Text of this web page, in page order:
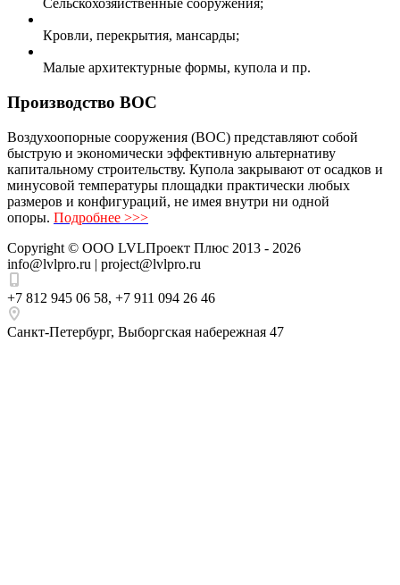
Сельскохозяйственные сооружения;
Кровли, перекрытия, мансарды;
Малые архитектурные формы, купола и пр.
Производство ВОС
Воздухоопорные сооружения (ВОС) представляют собой
быструю и экономически эффективную альтернативу
капитальному строительству. Купола закрывают от осадков и
минусовой температуры площадки практически любых
размеров и конфигураций, не имея внутри ни одной
опоры. Подробнее >>>
Copyright © ООО LVLПроект Плюс 2013 - 2026
info@lvlpro.ru | project@lvlpro.ru
+7 812 945 06 58, +7 911 094 26 46
Санкт-Петербург, Выборгская набережная 47